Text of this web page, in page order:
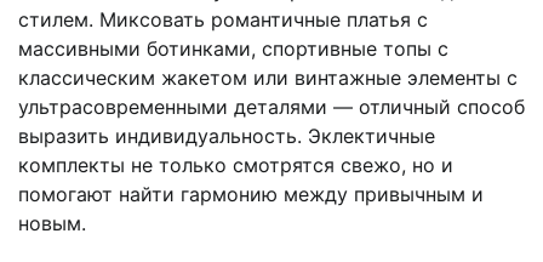
стилем. Миксовать романтичные платья с
массивными ботинками, спортивные топы с
классическим жакетом или винтажные элементы с
ультрасовременными деталями — отличный способ
выразить индивидуальность. Эклектичные
комплекты не только смотрятся свежо, но и
помогают найти гармонию между привычным и
новым.